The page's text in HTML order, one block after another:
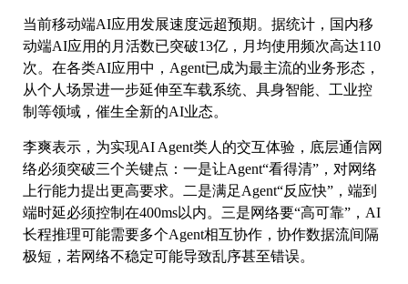
当前移动端AI应用发展速度远超预期。据统计，国内移
动端AI应用的月活数已突破13亿，月均使用频次高达110
次。在各类AI应用中，Agent已成为最主流的业务形态，
从个人场景进一步延伸至车载系统、具身智能、工业控
制等领域，催生全新的AI业态。
李爽表示，为实现AI Agent类人的交互体验，底层通信网
络必须突破三个关键点：一是让Agent“看得清”，对网络
上行能力提出更高要求。二是满足Agent“反应快”，端到
端时延必须控制在400ms以内。三是网络要“高可靠”，AI
长程推理可能需要多个Agent相互协作，协作数据流间隔
极短，若网络不稳定可能导致乱序甚至错误。